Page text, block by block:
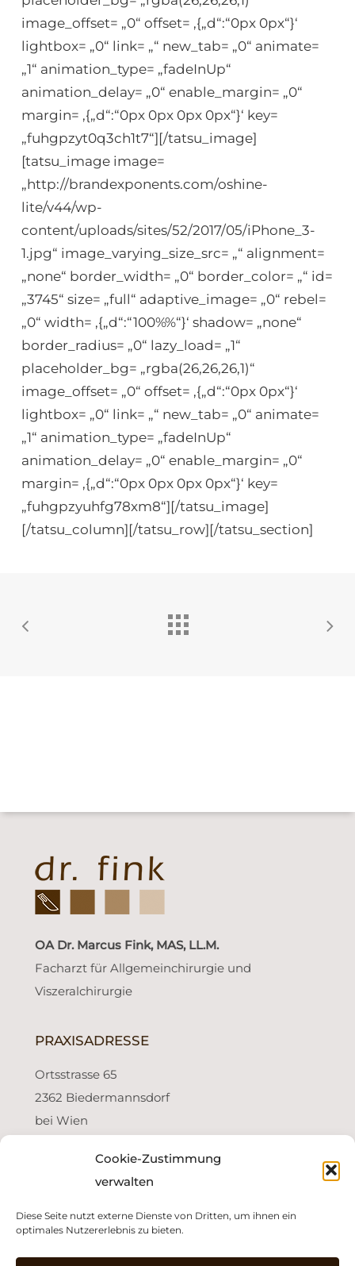
Cookie-Zustimmung
verwalten
Diese Seite nutzt externe Dienste von Dritten, um ihnen ein
optimales Nutzererlebnis zu bieten.
image_offset= „0“ offset= ‚{„d“:“0px 0px“}‘
lightbox= „0“ link= „“ new_tab= „0“ animate=
„1“ animation_type= „fadeInUp“
animation_delay= „0“ enable_margin= „0“
margin= ‚{„d“:“0px 0px 0px 0px“}‘ key=
„fuhgpzyt0q3ch1t7“][/tatsu_image]
[tatsu_image image=
„http://brandexponents.com/oshine-
lite/v44/wp-
content/uploads/sites/52/2017/05/iPhone_3-
1.jpg“ image_varying_size_src= „“ alignment=
„none“ border_width= „0“ border_color= „“ id=
„3745“ size= „full“ adaptive_image= „0“ rebel=
„0“ width= ‚{„d“:“100%%“}‘ shadow= „none“
border_radius= „0“ lazy_load= „1“
placeholder_bg= „rgba(26,26,26,1)“
image_offset= „0“ offset= ‚{„d“:“0px 0px“}‘
lightbox= „0“ link= „“ new_tab= „0“ animate=
„1“ animation_type= „fadeInUp“
animation_delay= „0“ enable_margin= „0“
margin= ‚{„d“:“0px 0px 0px 0px“}‘ key=
„fuhgpzyuhfg78xm8“][/tatsu_image]
[/tatsu_column][/tatsu_row][/tatsu_section]
OA Dr. Marcus Fink, MAS, LL.M.
Facharzt für Allgemeinchirurgie und
Viszeralchirurgie
PRAXISADRESSE
Ortsstrasse 65
2362 Biedermannsdorf
bei Wien
Nur mit Voranmeldung!